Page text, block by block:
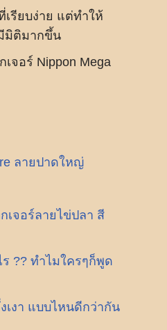
รียบง่าย แต่ทำให้
มิติมากขึ้น
จอร์ Nippon Mega
ลายปาดใหญ่
เจอร์ลายไข่ปลา สี
ร ?? ทำไมใครๆก็พูด
เงา แบบไหนดีกว่ากัน